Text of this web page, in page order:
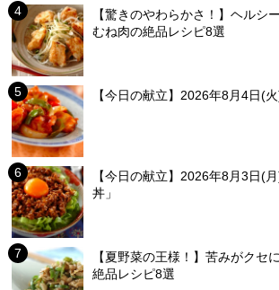
【驚きのやわらかさ！】ヘルシ
むね肉の絶品レシピ8選
【今日の献立】2026年8月4日(火
【今日の献立】2026年8月3日(
丼」
【夏野菜の王様！】苦みがクセ
絶品レシピ8選